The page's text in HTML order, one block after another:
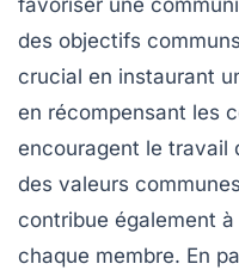
favoriser une
des objectifs communs
crucial en instaurant
en récompensant les
encouragent le travail
des valeurs communes
contribue également
chaque membre. En